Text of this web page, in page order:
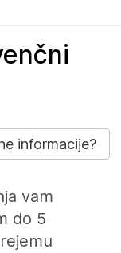
informacije?
vam
do 5